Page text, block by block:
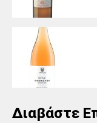
Διαβάστε